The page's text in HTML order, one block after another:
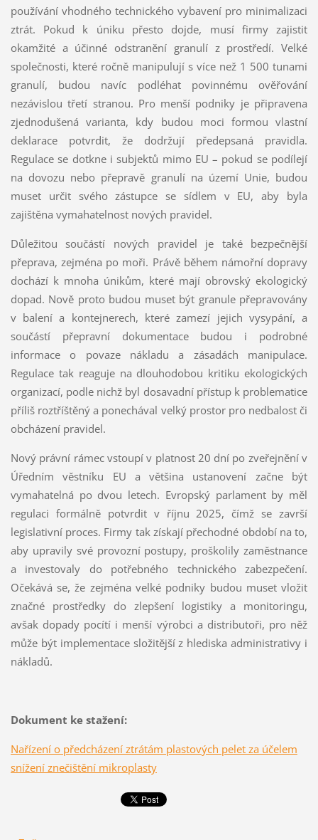
používání vhodného technického vybavení pro minimalizaci
ztrát. Pokud k úniku přesto dojde, musí firmy zajistit
okamžité a účinné odstranění granulí z prostředí. Velké
společnosti, které ročně manipulují s více než 1 500 tunami
granulí, budou navíc podléhat povinnému ověřování
nezávislou třetí stranou. Pro menší podniky je připravena
zjednodušená varianta, kdy budou moci formou vlastní
deklarace potvrdit, že dodržují předepsaná pravidla.
Regulace se dotkne i subjektů mimo EU – pokud se podílejí
na dovozu nebo přepravě granulí na území Unie, budou
muset určit svého zástupce se sídlem v EU, aby byla
zajištěna vymahatelnost nových pravidel.
Důležitou součástí nových pravidel je také bezpečnější
přeprava, zejména po moři. Právě během námořní dopravy
dochází k mnoha únikům, které mají obrovský ekologický
dopad. Nově proto budou muset být granule přepravovány
v balení a kontejnerech, které zamezí jejich vysypání, a
součástí přepravní dokumentace budou i podrobné
informace o povaze nákladu a zásadách manipulace.
Regulace tak reaguje na dlouhodobou kritiku ekologických
organizací, podle nichž byl dosavadní přístup k problematice
příliš roztříštěný a ponechával velký prostor pro nedbalost či
obcházení pravidel.
Nový právní rámec vstoupí v platnost 20 dní po zveřejnění v
Úředním věstníku EU a většina ustanovení začne být
vymahatelná po dvou letech. Evropský parlament by měl
regulaci formálně potvrdit v říjnu 2025, čímž se završí
legislativní proces. Firmy tak získají přechodné období na to,
aby upravily své provozní postupy, proškolily zaměstnance
a investovaly do potřebného technického zabezpečení.
Očekává se, že zejména velké podniky budou muset vložit
značné prostředky do zlepšení logistiky a monitoringu,
avšak dopady pocítí i menší výrobci a distributoři, pro něž
může být implementace složitější z hlediska administrativy i
nákladů.
Dokument ke stažení:
Nařízení o předcházení ztrátám plastových pelet za účelem
snížení znečištění mikroplasty